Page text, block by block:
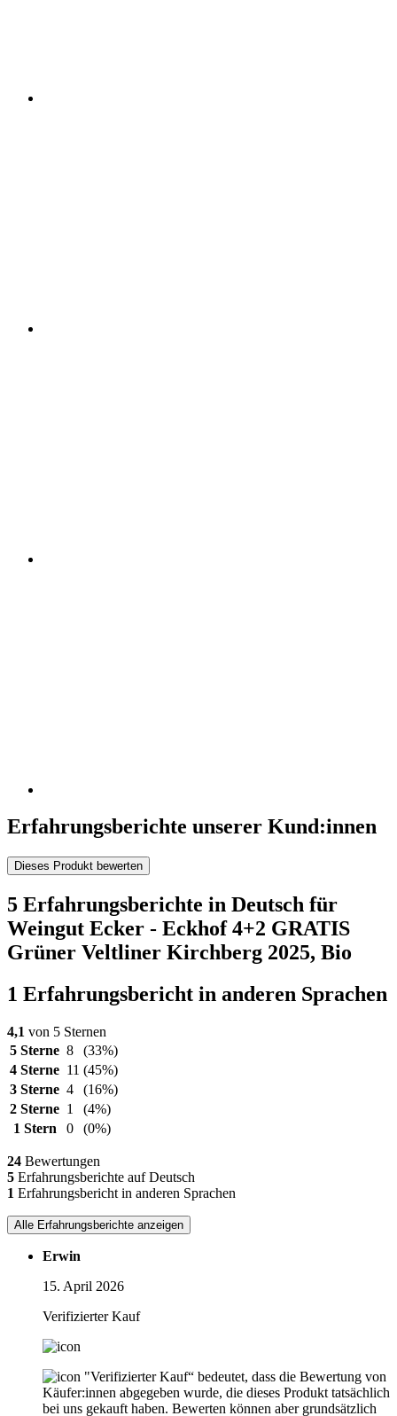
Erfahrungsberichte unserer Kund:innen
Dieses Produkt bewerten
5 Erfahrungsberichte in Deutsch für
Weingut Ecker - Eckhof 4+2 GRATIS
Grüner Veltliner Kirchberg 2025, Bio
1 Erfahrungsbericht in anderen Sprachen
4,1 von 5 Sternen
5 Sterne 8
(33%)
4 Sterne 11 (45%)
3 Sterne 4
(16%)
2 Sterne 1
(4%)
1 Stern
0 (0%)
24 Bewertungen
5 Erfahrungsberichte auf Deutsch
1 Erfahrungsbericht in anderen Sprachen
Alle Erfahrungsberichte anzeigen
Erwin
15. April 2026
Verifizierter Kauf
"Verifizierter Kauf“ bedeutet, dass die Bewertung von
Käufer:innen abgegeben wurde, die dieses Produkt tatsächlich
bei uns gekauft haben. Bewerten können aber grundsätzlich